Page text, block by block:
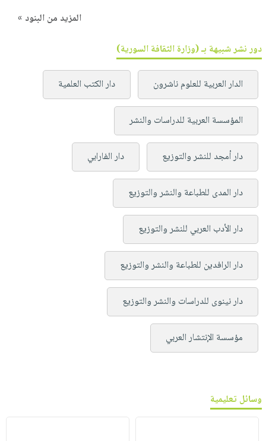
المزيد من البنود »
دور نشر شبيهة بـ (وزارة الثقافة السورية)
الدار العربية للعلوم ناشرون دار الكتب العلمية
المؤسسة العربية للدراسات والنشر
دار أمجد للنشر والتوزيع دار الفارابي
دار المدى للطباعة والنشر والتوزيع
دار الأدب العربي للنشر والتوزيع
دار الرافدين للطباعة والنشر والتوزيع
دار نينوى للدراسات والنشر والتوزيع
مؤسسة الإنتشار العربي
وسائل تعليمية